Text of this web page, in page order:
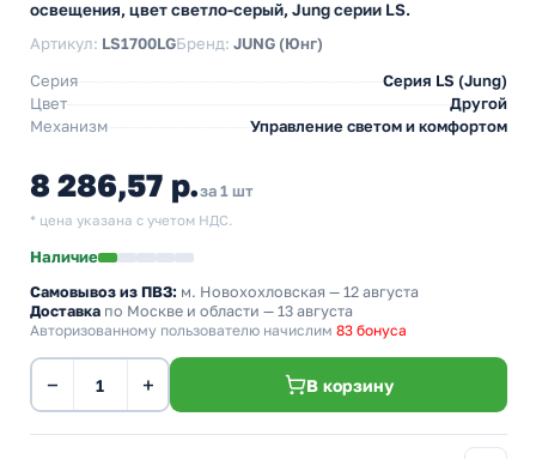
освещения, цвет светло-серый, Jung серии LS.
Артикул: LS1700LGБренд: JUNG (Юнг)
Серия
Серия LS (Jung)
Цвет
Другой
Механизм
Управление светом и комфортом
8 286,57 р.за 1 шт
* цена указана с учетом НДС.
Наличие
Самовывоз из ПВЗ: м. Новохохловская — 12 августа
Доставка по Москве и области — 13 августа
Авторизованному пользователю начислим 83 бонуса
− + В корзину